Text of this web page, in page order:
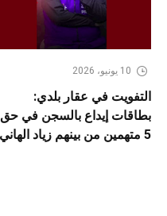
10 يونيو، 2026
التفويت في عقار بلدي:
بطاقات إيداع بالسجن في حق
5 متهمين من بينهم زياد الهاني